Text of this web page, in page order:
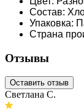
Состав:
Упаковка:
Страна
Отзывы
Оставить отзыв
Светлана С.